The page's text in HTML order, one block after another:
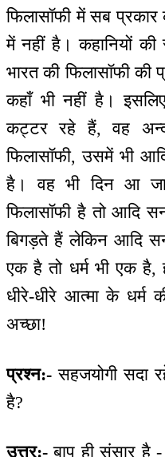
फिलासॉफी में सब
में नहीं है। कहानियों की
भारत की फिलासॉफी की
कहाँ भी नहीं है।
कट्टर रहे हैं, वह
फिलासॉफी, उसमें भी
है। वह भी दिन आ
फिलासॉफी है तो आदि
बिगड़ते हैं लेकिन आदि
एक है तो धर्म भी एक
धीरे-धीरे आत्मा के धर्म
अच्छा!
प्रश्न:- सहजयोगी सदा
है?
उत्तर:- बाप ही संसार है